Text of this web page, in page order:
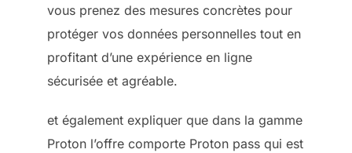
vous prenez des mesures concrètes pour
protéger vos données personnelles tout en
profitant d’une expérience en ligne
sécurisée et agréable.
et également expliquer que dans la gamme
Proton l’offre comporte Proton pass qui est